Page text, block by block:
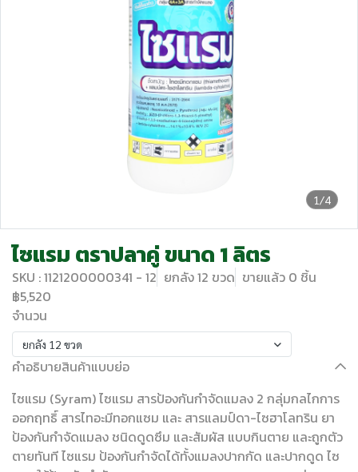
1/4
ไซแรม ตราปลาคู่ ขนาด 1 ลิตร
SKU : 1121200000341 - 12 ยกลัง 12 ขวด ขายแล้ว 0 ชิ้น
฿5,520
จำนวน
ยกลัง 12 ขวด
คำอธิบายสินค้าแบบย่อ
ไซแรม (Syram) ไซแรม สารป้องกันกำจัดแมลง 2 กลุ่มกลไกการ
ออกฤทธิ์ สารไทอะมีทอกแซม และ สารแลมป์ดา-ไซฮาโลทริน ยา
ป้องกันกำจัดแมลง ชนิดดูดซึม และสัมผัส แบบกินตาย และถูกตัว
ตายทันที ไซแรม ป้องกันกำจัดได้ทั้งแมลงปากกัด และปากดูด ไซ